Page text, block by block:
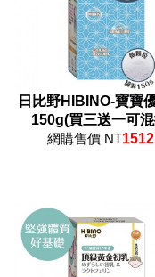
日比野HIBINO-寶寶
150g(買三送一可
網購售價 NT1512